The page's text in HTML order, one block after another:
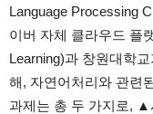
Language Processing
이버 자체 클라우드 플
Learning)과 창원대학
해, 자연어처리와 관련
과제는 총 두 가지로, ▲